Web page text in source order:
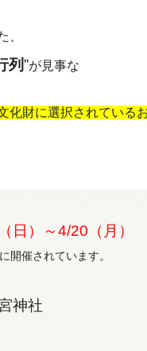
、
列”が見事な
化財に選択されている
日）～4/20（月）
開催されています。
神社